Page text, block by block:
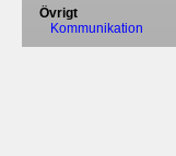
Övrigt
Kommunikation